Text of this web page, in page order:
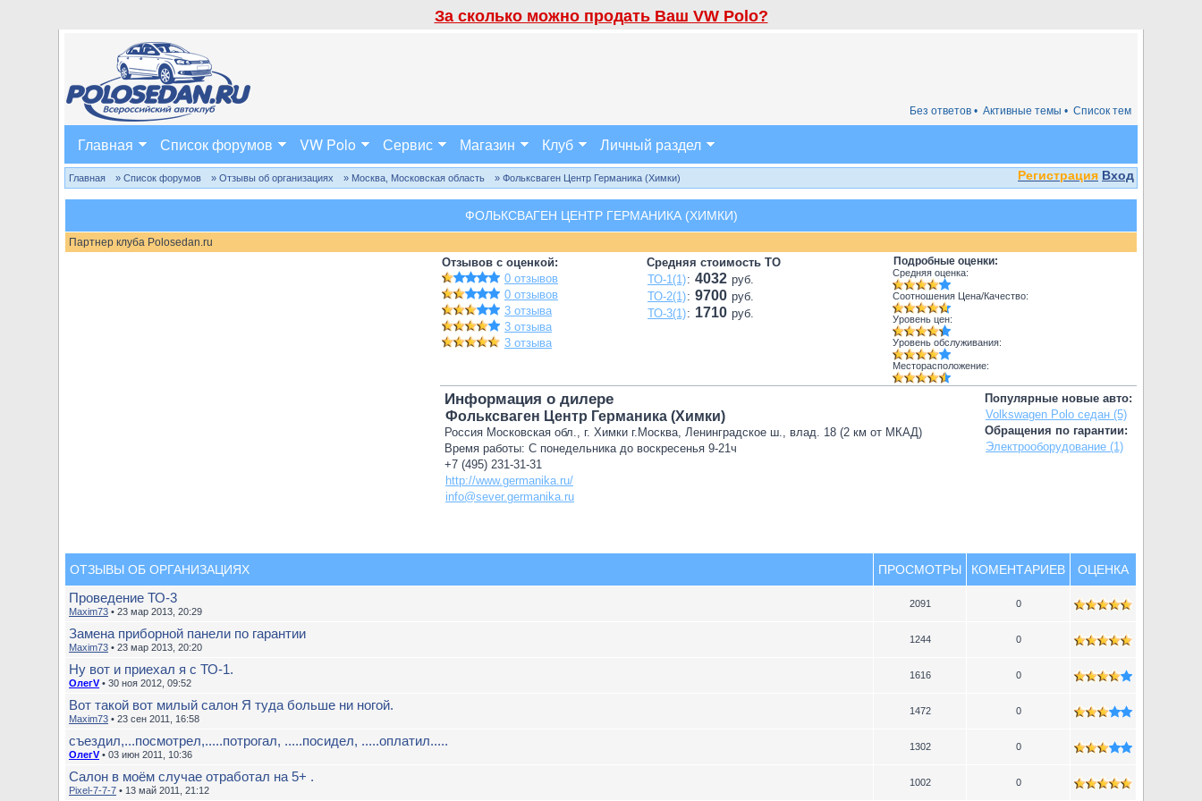
За сколько можно продать Ваш VW Polo?
Список тем
Активные темы •
Без ответов •
Главная Список форумов VW Polo Сервис Магазин Клуб Личный раздел
Регистрация Вход
Главная » Список форумов » Отзывы об организациях » Москва, Московская область » Фольксваген Центр Германика (Химки)
ФОЛЬКСВАГЕН ЦЕНТР ГЕРМАНИКА (ХИМКИ)
Партнер клуба Polosedan.ru
Отзывов с оценкой:
0 отзывов
0 отзывов
3 отзыва
3 отзыва
3 отзыва
Средняя стоимость ТО
ТО-1(1): 4032 руб.
ТО-2(1): 9700 руб.
ТО-3(1): 1710 руб.
Подробные оценки:
Средняя оценка:
Соотношения Цена/Качество:
Уровень цен:
Уровень обслуживания:
Месторасположение:
Популярные новые авто:
Volkswagen Polo седан (5)
Обращения по гарантии:
Электрооборудование (1)
Информация о дилере
Фольксваген Центр Германика (Химки)
Россия Московская обл., г. Химки г.Москва, Ленинградское ш., влад. 18 (2 км от МКАД)
Время работы: С понедельника до воскресенья 9-21ч
+7 (495) 231-31-31
http://www.germanika.ru/
info@sever.germanika.ru
ОТЗЫВЫ ОБ ОРГАНИЗАЦИЯХ ПРОСМОТРЫ КОМЕНТАРИЕВ ОЦЕНКА
Проведение ТО-3
Maxim73 • 23 мар 2013, 20:29
2091 0
Замена приборной панели по гарантии
Maxim73 • 23 мар 2013, 20:20
1244 0
Ну вот и приехал я с ТО-1.
ОлегV• 30 ноя 2012, 09:52
1616 0
Вот такой вот милый салон Я туда больше ни ногой.
Maxim73 • 23 сен 2011, 16:58
1472 0
съездил,...посмотрел,.....потрогал, .....посидел, .....оплатил.....
ОлегV• 03 июн 2011, 10:36
1302 0
Салон в моём случае отработал на 5+ .
Pixel-7-7-7 • 13 май 2011, 21:12
1002 0